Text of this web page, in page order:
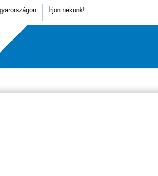
Írjon nekünk!